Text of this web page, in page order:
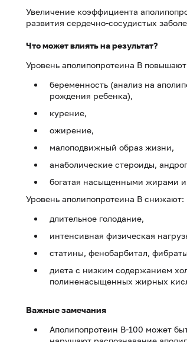
Увеличение коэффициента
развития сердечно-сосудистых
Что может влиять на результат?
Уровень аполипопротеина В
беременность (анализ на
рождения ребенка),
курение,
ожирение,
малоподвижный образ жизни,
анаболические стероиды,
богатая насыщенными жирами
Уровень аполипопротеина B снижают:
длительное голодание,
интенсивная физическая
статины, фенобарбитал,
диета с низким содержанием
полиненасыщенных жирных
Важные замечания
Аполипопротеин В-100 может